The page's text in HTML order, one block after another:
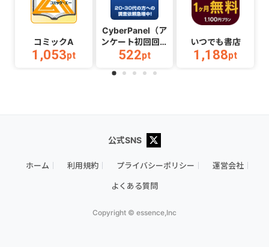
コミックA
1,053pt
CyberPanel（ア
ンケート初回回答
完了）
522pt
いつでも書店
1,188pt
公式SNS
ホーム 利用規約 プライバシーポリシー 運営会社
よくある質問
Copyright © essence,Inc